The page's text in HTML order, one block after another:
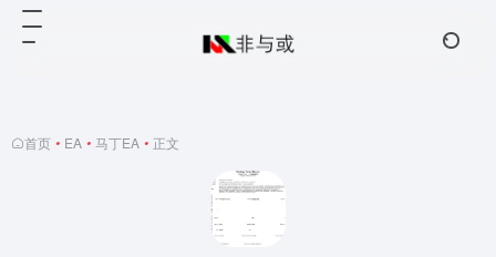
首页 • EA • 马丁EA • 正文